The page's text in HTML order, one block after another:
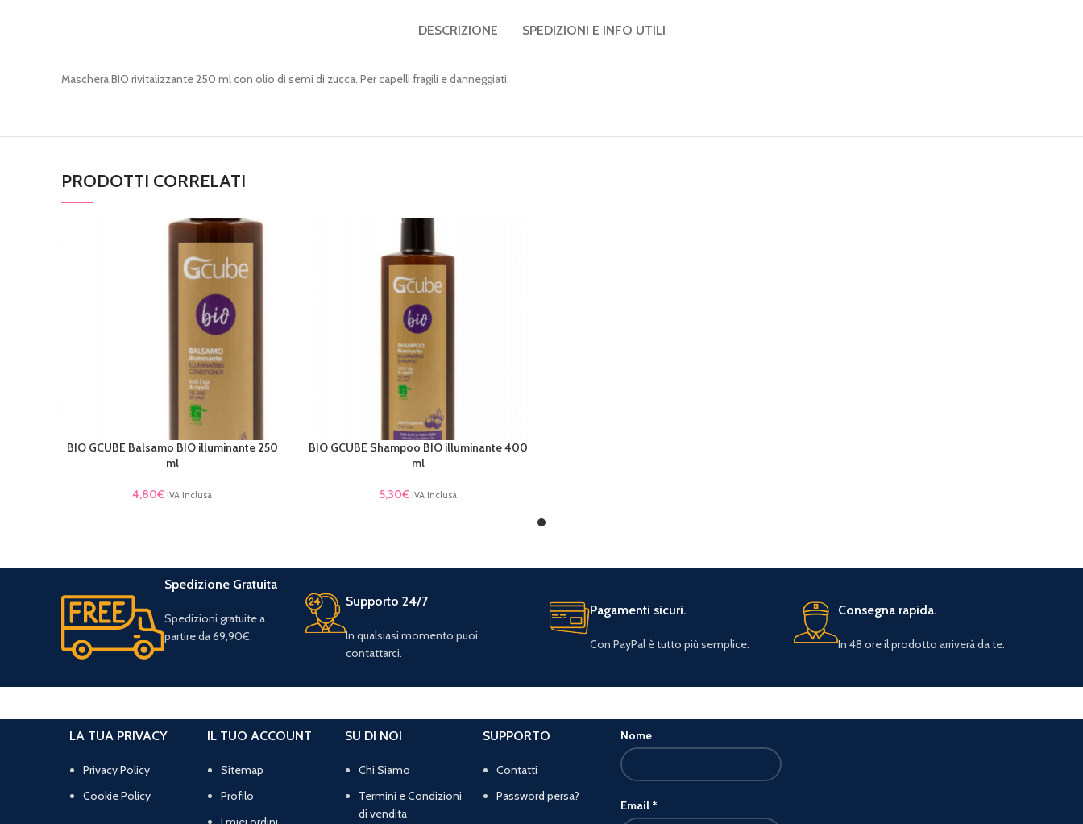
DESCRIZIONE SPEDIZIONI E INFO UTILI
Maschera BIO rivitalizzante 250 ml con olio di semi di zucca. Per capelli fragili e danneggiati.
PRODOTTI CORRELATI
AGGIUNGI AL CARRELLO
BIO GCUBE Balsamo BIO illuminante 250
ml
4,80€ IVA inclusa
AGGIUNGI AL CARRELLO
BIO GCUBE Shampoo BIO illuminante 400
ml
5,30€ IVA inclusa
Spedizione Gratuita
Spedizioni gratuite a
partire da 69,90€.
Supporto 24/7
In qualsiasi momento puoi
contattarci.
Pagamenti sicuri.
Con PayPal è tutto più semplice.
Consegna rapida.
In 48 ore il prodotto arriverà da te.
LA TUA PRIVACY
Privacy Policy
Cookie Policy
IL TUO ACCOUNT
Sitemap
Profilo
SU DI NOI
Chi Siamo
Termini e Condizioni
di vendita
SUPPORTO
Contatti
Password persa?
Nome
Email *